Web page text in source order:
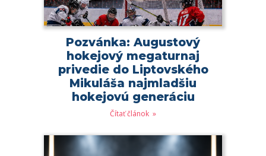
Pozvánka: Augustový
hokejový megaturnaj
privedie do Liptovského
Mikuláša najmladšiu
hokejovú generáciu
Čítať článok